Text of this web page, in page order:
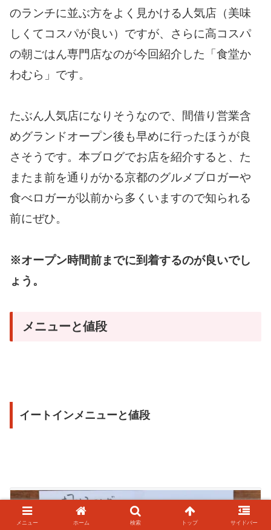
のランチに並ぶ方をよく見かける人気店（美味
しくてコスパが良い）ですが、さらに高コスパ
の朝ごはん専門店なのが今回紹介した「食堂か
わむら」です。
たぶん人気店になりそうなので、間借り営業含
めグランドオープン後も早めに行ったほうが良
さそうです。本ブログでお店を紹介すると、た
またま前を通りがかる京都のグルメブロガーや
食べロガーが以前から多くいますので知られる
前にぜひ。
※オープン時間前までに到着するのが良いでし
ょう。
メニューと値段
イートインメニューと値段
メニュー ホーム 検索 トップ サイドバー